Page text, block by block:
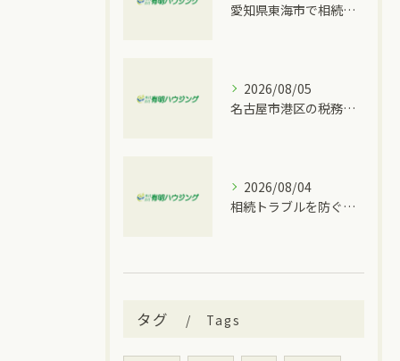
愛知県東海市で相続トラブルが発生した時に取るべき具体的な手順と窓口比較
2026/08/05
名古屋市港区の税務情報と相続税の相談先を一度に分かりやすく整理
2026/08/04
相続トラブルを防ぐ愛知県名古屋市南区での具体的な対策と手順
タグ Tags